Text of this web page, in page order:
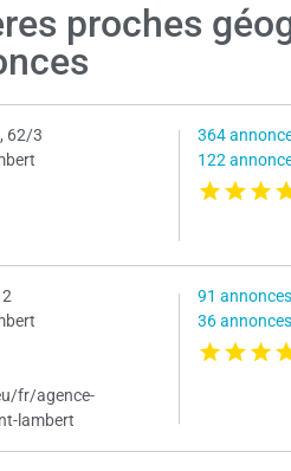
proches
62/3
364
122
fr/agence-
lambert
91 annonces
36